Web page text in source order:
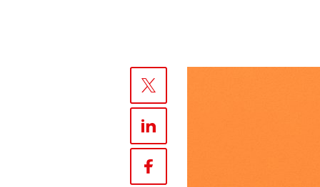
Partager
sur
Twitter
Partager
sur
Linkedin